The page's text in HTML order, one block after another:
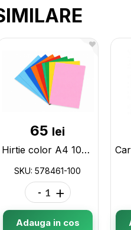
65 lei
Hirtie color A4 10cul. 80gr 100foi ML55-2/11-2 578461-100
SKU: 578461-100
- +
Adauga in cos